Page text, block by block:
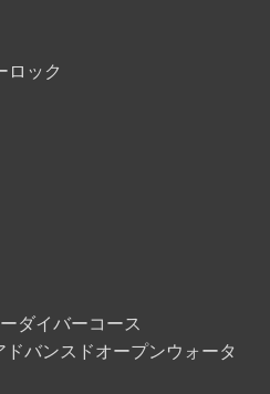
ロック
ダイバーコース
バンスドオープンウォータ